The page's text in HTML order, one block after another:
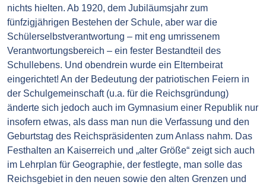
nichts hielten. Ab 1920, dem Jubiläumsjahr zum
fünfzigjährigen Bestehen der Schule, aber war die
Schülerselbstverantwortung – mit eng umrissenem
Verantwortungsbereich – ein fester Bestandteil des
Schullebens. Und obendrein wurde ein Elternbeirat
eingerichtet! An der Bedeutung der patriotischen Feiern in
der Schulgemeinschaft (u.a. für die Reichsgründung)
änderte sich jedoch auch im Gymnasium einer Republik nur
insofern etwas, als dass man nun die Verfassung und den
Geburtstag des Reichspräsidenten zum Anlass nahm. Das
Festhalten an Kaiserreich und „alter Größe“ zeigt sich auch
im Lehrplan für Geographie, der festlegte, man solle das
Reichsgebiet in den neuen sowie den alten Grenzen und